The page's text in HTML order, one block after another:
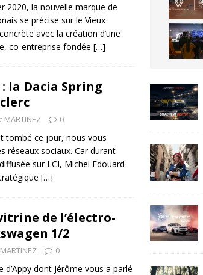
2020, la nouvelle marque de
se précise sur le Vieux
avec la création d’une
co-entreprise fondée […]
la Dacia Spring
MARTINEZ 0
tombé ce jour, nous vous
réseaux sociaux. Car durant
sur LCI, Michel Edouard
[…]
de l’électro-
1/2
0
d’Appy dont Jérôme vous a parlé